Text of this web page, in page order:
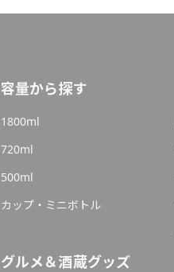
容量から探す
1800ml
720ml
500ml
カップ・ミニボトル
グルメ＆酒蔵グッズ